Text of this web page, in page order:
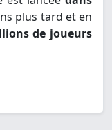
plus tard et en
de joueurs